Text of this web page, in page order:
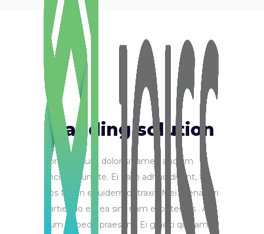
Branding solution
Lorem ipsum dolor sit amet, audiam
ancillae eum te. Ei nam adhuc dicant, te
eos tation equidem detraxit. Mei menandri
partiendo ea, ea sint nam expetendis . At
eum impedit praesent. Ei graeci quidam